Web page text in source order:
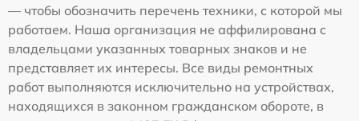
— чтобы обозначить перечень техники, с которой мы
работаем. Наша организация не аффилирована с
владельцами указанных товарных знаков и не
представляет их интересы. Все виды ремонтных
работ выполняются исключительно на устройствах,
находящихся в законном гражданском обороте, в